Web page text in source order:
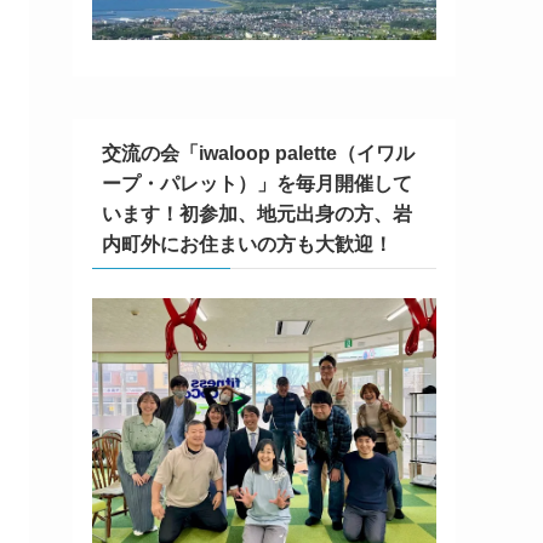
交流の会「iwaloop palette（イワル
ープ・パレット）」を毎月開催して
います！初参加、地元出身の方、岩
内町外にお住まいの方も大歓迎！